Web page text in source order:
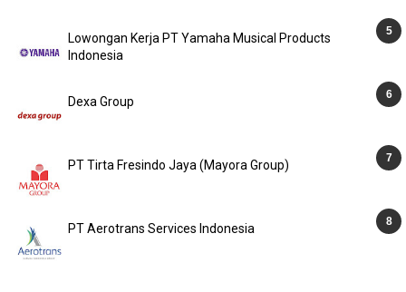
Lowongan Kerja PT Yamaha Musical Products
Indonesia
Dexa Group
PT Tirta Fresindo Jaya (Mayora Group)
PT Aerotrans Services Indonesia